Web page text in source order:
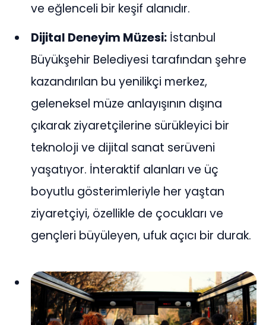
ve eğlenceli bir keşif alanıdır.
Dijital Deneyim Müzesi: İstanbul
Büyükşehir Belediyesi tarafından şehre
kazandırılan bu yenilikçi merkez,
geleneksel müze anlayışının dışına
çıkarak ziyaretçilerine sürükleyici bir
teknoloji ve dijital sanat serüveni
yaşatıyor. İnteraktif alanları ve üç
boyutlu gösterimleriyle her yaştan
ziyaretçiyi, özellikle de çocukları ve
gençleri büyüleyen, ufuk açıcı bir durak.